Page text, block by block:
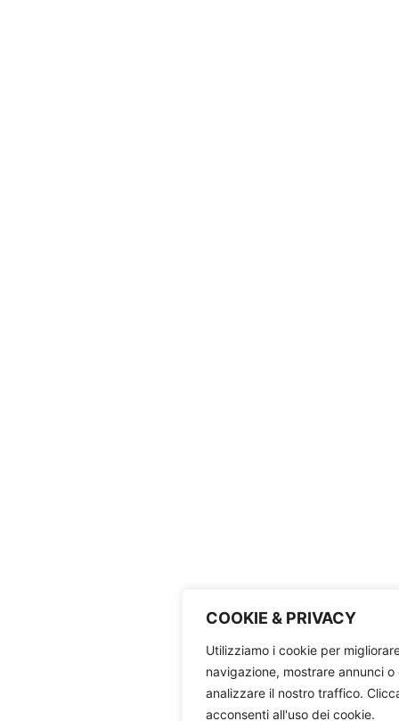
COOKIE & PRIVACY
Utilizziamo i cookie per
navigazione, mostrare annunci
analizzare il nostro traffico.
acconsenti all'uso dei cookie.